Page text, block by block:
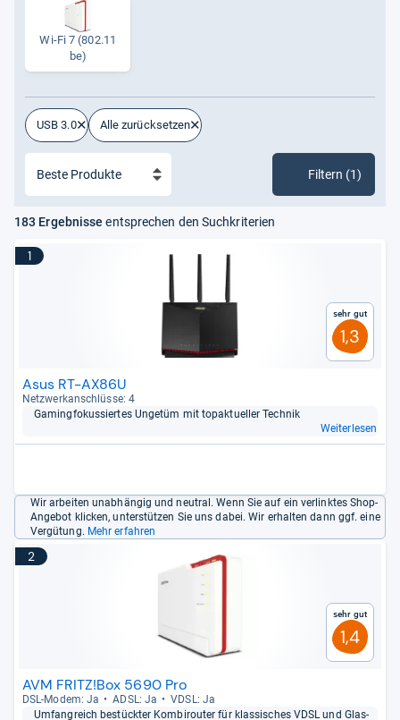
Wi-​Fi 7 (802.11​
be)
USB 3.0 Alle zurücksetzen
Filtern (1)
183 Ergebnisse entsprechen den Suchkriterien
1
Sehr gut
1,3
Asus RT-AX86U
Netz­werk­an­schlüsse: 4
Gaming­fo­kus­sier­tes Unge­tüm mit topak­tu­el­ler Tech­nik
Weiterlesen
Wir arbeiten unabhängig und neutral. Wenn Sie auf ein verlinktes Shop-
Angebot klicken, unterstützen Sie uns dabei. Wir erhalten dann ggf. eine
Vergütung. Mehr erfahren
2
Sehr gut
1,4
AVM FRITZ!Box 5690 Pro
DSL-​Modem: Ja ADSL: Ja
VDSL: Ja
Umfang­reich bestück­ter Kom­bi­rou­ter für klas­si­sches VDSL und Glas­